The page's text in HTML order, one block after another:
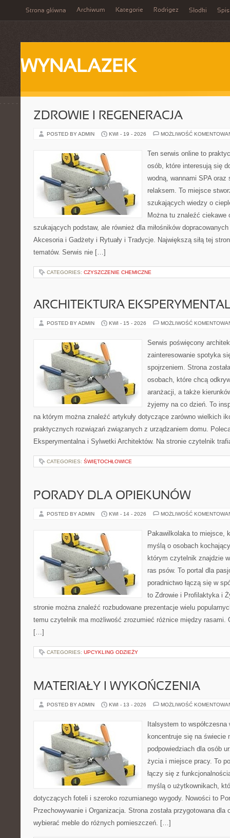
Strona główna Archiwum Kategorie Rodrigez Słodki Spis
WYNALAZEK
ZDROWIE I REGENERACJA
POSTED BY ADMIN KWI - 19 - 2026 MOŻLIWOŚĆ
Ten serwis online to
osób, które interesują się
wodną, wannami SPA oraz
relaksem. To miejsce
szukających wiedzy o
Można tu znaleźć ciekawe
szukających podstaw, ale również dla miłośników
Akcesoria i Gadżety i Rytuały i Tradycje. Największą siłą tej
tematów. Serwis nie […]
CATEGORIES: CZYSZCZENIE CHEMICZNE
ARCHITEKTURA
POSTED BY ADMIN KWI - 15 - 2026 MOŻLIWOŚĆ
Serwis poświęcony
zainteresowanie spotyka
spojrzeniem. Strona
osobach, które chcą
aranżacji, a także
żyjemy na co dzień. To
na którym można znaleźć artykuły dotyczące zarówno wielkich
praktycznych rozwiązań związanych z urządzaniem domu.
Eksperymentalna i Sylwetki Architektów. Na stronie czytelnik
CATEGORIES: ŚWIĘTOCHŁOWICE
PORADY DLA OPIEKUNÓW
POSTED BY ADMIN KWI - 14 - 2026 MOŻLIWOŚĆ
Pakawilkolaka to miejsce,
myślą o osobach
którym czytelnik znajdzie
ras psów. To portal dla
poradnictwo łączą się w
to Zdrowie i Profilaktyka i
stronie można znaleźć rozbudowane prezentacje wielu
temu czytelnik ma możliwość zrozumieć różnice między rasami.
[…]
CATEGORIES: UPCYKLING ODZIEŻY
MATERIAŁY I WYKOŃCZENIA
POSTED BY ADMIN KWI - 13 - 2026 MOŻLIWOŚĆ
Italsystem to
koncentruje się na świecie
podpowiedziach dla osób
życia i miejsce pracy. To
łączy się z
myślą o użytkownikach,
dotyczących foteli i szeroko rozumianego wygody. Nowości to
Przechowywanie i Organizacja. Strona została przygotowana
wybierać meble do różnych pomieszczeń. […]